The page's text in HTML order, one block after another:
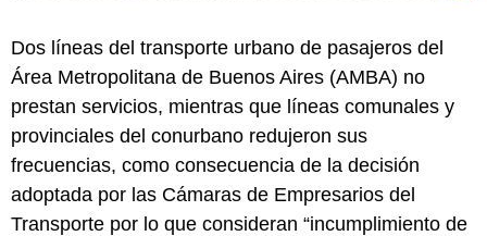
Dos líneas del transporte urbano de pasajeros del
Área Metropolitana de Buenos Aires (AMBA) no
prestan servicios, mientras que líneas comunales y
provinciales del conurbano redujeron sus
frecuencias, como consecuencia de la decisión
adoptada por las Cámaras de Empresarios del
Transporte por lo que consideran “incumplimiento de